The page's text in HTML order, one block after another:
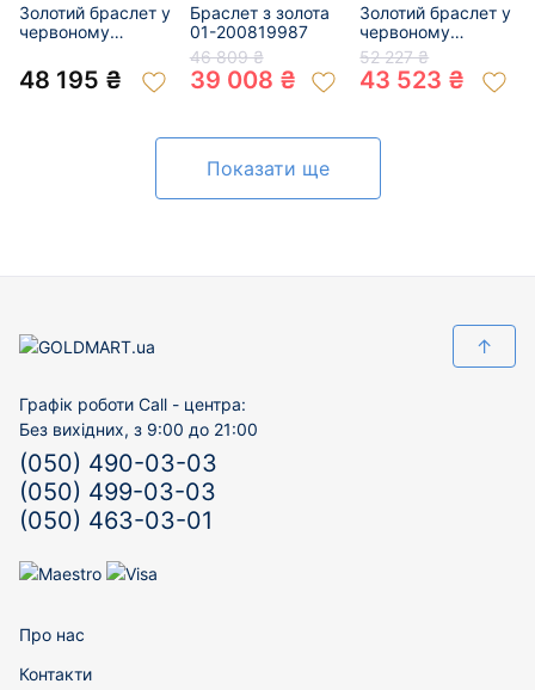
Золотий браслет у
червоному
200965935
48 195 ₴
Браслет з золота
01-200819987
46 809 ₴
39 008 ₴
Золотий браслет у
червоному
кольорі 01-
200810724
52 227 ₴
43 523 ₴
Показати ще
↑
Графік роботи Call - центра:
Без вихідних, з 9:00 до 21:00
(050) 490-03-03
(050) 499-03-03
(050) 463-03-01
Про нас
Контакти